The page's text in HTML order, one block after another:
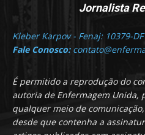
Jornalista
Kleber Karpov - Fenaj: 10379-DF
Fale Conosco:
É permitido a reprodução do
autoria de Enfermagem Unida,
qualquer meio de
desde que contenha a